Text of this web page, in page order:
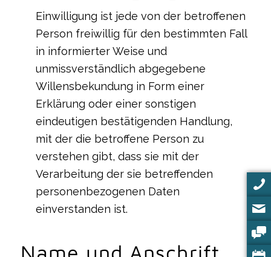
Einwilligung ist jede von der betroffenen
Person freiwillig für den bestimmten Fall
in informierter Weise und
unmissverständlich abgegebene
Willensbekundung in Form einer
Erklärung oder einer sonstigen
eindeutigen bestätigenden Handlung,
mit der die betroffene Person zu
verstehen gibt, dass sie mit der
Verarbeitung der sie betreffenden
personenbezogenen Daten
einverstanden ist.
Name und Anschrift